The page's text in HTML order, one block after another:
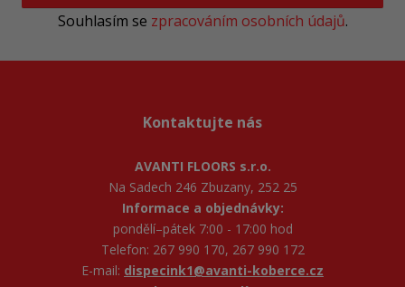
Souhlasím se zpracováním osobních údajů.
Kontaktujte nás
AVANTI FLOORS s.r.o.
Na Sadech 246 Zbuzany, 252 25
Informace a objednávky:
pondělí–pátek 7:00 - 17:00 hod
Telefon: 267 990 170, 267 990 172
E-mail: dispecink1@avanti-koberce.cz